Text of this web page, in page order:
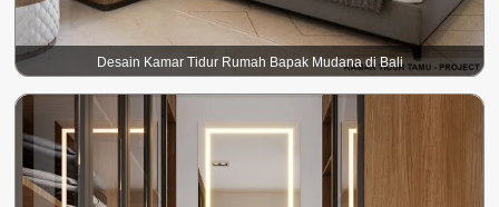
Desain Kamar Tidur Rumah Bapak Mudana di Bali